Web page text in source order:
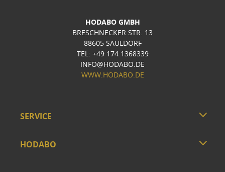
HODABO GMBH
BRESCHNECKER STR. 13
88605 SAULDORF
TEL: +49 174 1368339
INFO@HODABO.DE
WWW.HODABO.DE
SERVICE
HODABO